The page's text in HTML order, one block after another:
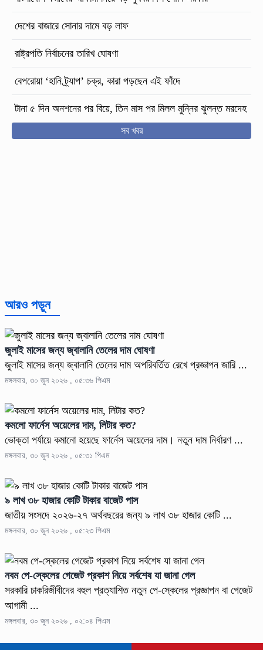
দেশের বাজারে সোনার দামে বড় লাফ
রাষ্ট্রপতি নির্বাচনের তারিখ ঘোষণা
বেপরোয়া ‘হানি ট্র্যাপ’ চক্র, কারা পড়ছেন এই ফাঁদে
টানা ৫ দিন অনশনের পর বিয়ে, তিন মাস পর মিলল মুন্নির ঝুলন্ত মরদেহ
সব খবর
আরও পড়ুন
জুলাই মাসের জন্য জ্বালানি তেলের দাম ঘোষণা
জুলাই মাসের জন্য জ্বালানি তেলের দাম অপরিবর্তিত রেখে প্রজ্ঞাপন জারি ...
মঙ্গলবার, ৩০ জুন ২০২৬ , ০৫:৩৬ পিএম
কমলো ফার্নেস অয়েলের দাম, লিটার কত?
ভোক্তা পর্যায়ে কমানো হয়েছে ফার্নেস অয়েলের দাম। নতুন দাম নির্ধারণ ...
মঙ্গলবার, ৩০ জুন ২০২৬ , ০৫:৩১ পিএম
৯ লাখ ৩৮ হাজার কোটি টাকার বাজেট পাস
জাতীয় সংসদে ২০২৬-২৭ অর্থবছরের জন্য ৯ লাখ ৩৮ হাজার কোটি ...
মঙ্গলবার, ৩০ জুন ২০২৬ , ০৫:২৩ পিএম
নবম পে-স্কেলের গেজেট প্রকাশ নিয়ে সর্বশেষ যা জানা গেল
সরকারি চাকরিজীবীদের বহুল প্রত্যাশিত নতুন পে-স্কেলের প্রজ্ঞাপন বা গেজেট
আগামী ...
মঙ্গলবার, ৩০ জুন ২০২৬ , ০২:০৪ পিএম